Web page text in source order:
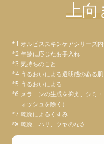
上
オルビススキンケアシリーズ
年齢に応じたお手入れ
気持ちのこと
うるおいによる透明感のある肌
うるおいによる
メラニンの生成を抑え、シミ
ォッシュを除く）
乾燥によるくすみ
乾燥、ハリ、ツヤのなさ